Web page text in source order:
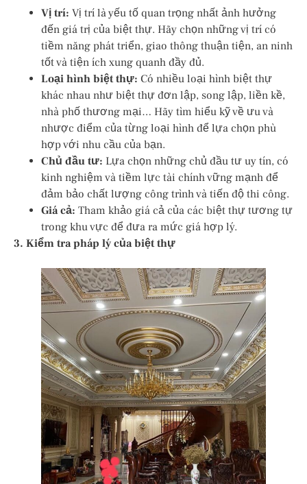
Vị trí: Vị trí là yếu tố quan trọng nhất ảnh hưởng
đến giá trị của biệt thự. Hãy chọn những vị trí có
tiềm năng phát triển, giao thông thuận tiện, an ninh
tốt và tiện ích xung quanh đầy đủ.
Loại hình biệt thự: Có nhiều loại hình biệt thự
khác nhau như biệt thự đơn lập, song lập, liền kề,
nhà phố thương mại… Hãy tìm hiểu kỹ về ưu và
nhược điểm của từng loại hình để lựa chọn phù
hợp với nhu cầu của bạn.
Chủ đầu tư: Lựa chọn những chủ đầu tư uy tín, có
kinh nghiệm và tiềm lực tài chính vững mạnh để
đảm bảo chất lượng công trình và tiến độ thi công.
Giá cả: Tham khảo giá cả của các biệt thự tương tự
trong khu vực để đưa ra mức giá hợp lý.
3. Kiểm tra pháp lý của biệt thự